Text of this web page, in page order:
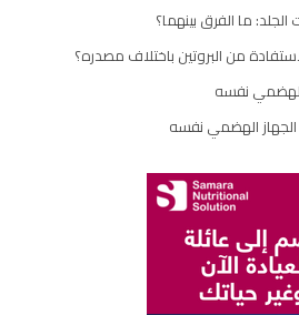
ما الفرق بينهما؟
من البروتين باختلاف مصدره؟
الهضمي نفسه
الجهاز الهضمي نفسه